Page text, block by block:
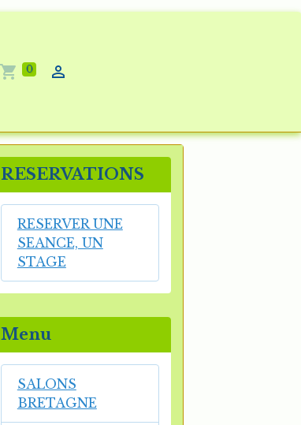
0
RESERVATIONS
RESERVER UNE
SEANCE, UN
STAGE
Menu
SALONS
BRETAGNE